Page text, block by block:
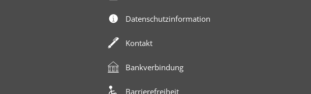
Datenschutzinformation
Kontakt
Bankverbindung
Barrierefreiheit